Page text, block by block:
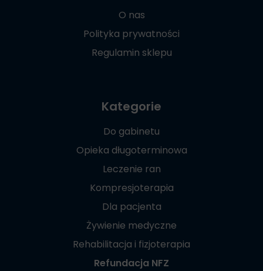
O nas
Polityka prywatności
Regulamin sklepu
Kategorie
Do gabinetu
Opieka długoterminowa
Leczenie ran
Kompresjoterapia
Dla pacjenta
Żywienie medyczne
Rehabilitacja i fizjoterapia
Refundacja NFZ